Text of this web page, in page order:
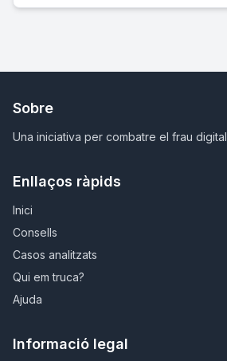
Sobre
Una iniciativa per combatre el frau digital
Enllaços ràpids
Inici
Consells
Casos analitzats
Qui em truca?
Ajuda
Informació legal